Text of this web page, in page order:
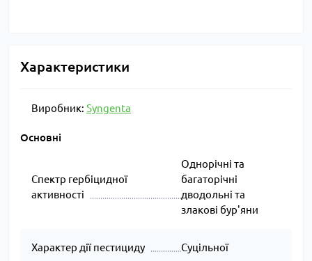
Характеристики
Виробник: Syngenta
Основні
Спектр гербіцидної
активності
Однорічні та
багаторічні
дводольні та
злакові бур'яни
Характер дії пестициду Суцільної